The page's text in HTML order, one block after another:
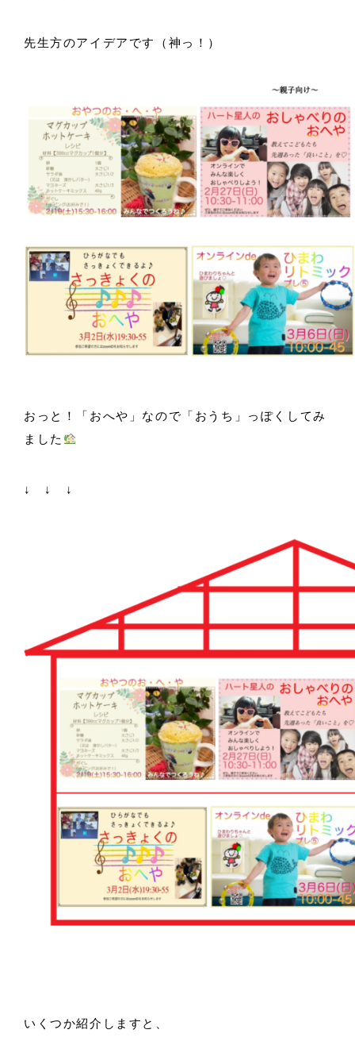
先生方のアイデアです（神っ！）
おっと！「おへや」なので「おうち」っぽくしてみ
ました
↓ ↓ ↓
いくつか紹介しますと、